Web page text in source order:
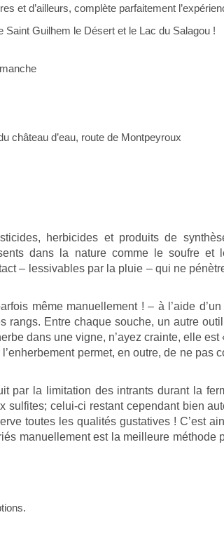
et d’ailleurs, complète parfaitement
Guilhem le Désert et le Lac du Salagou !
château d’eau, route de Montpeyroux
herbicides et produits de
dans la nature comme le soufre et
– lessivables par la pluie – qui ne
même manuellement ! – à l’aide
rangs. Entre chaque souche, un autre
dans une vigne, n’ayez crainte, elle
permet, en outre, de ne pas
par la limitation des intrants durant la
sulfites; celui-ci restant cependant bien
toutes les qualités gustatives ! C’est
manuellement est la meilleure méthode